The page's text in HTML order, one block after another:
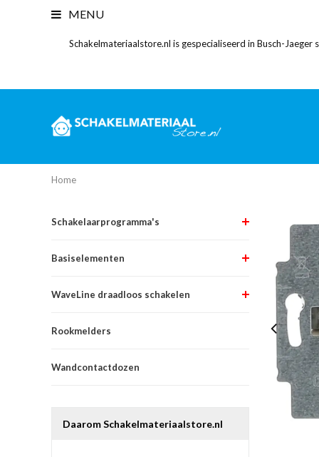
MENU
Schakelmateriaalstore.nl is gespecialiseerd in Busch-
Home
Schakelaarprogramma's
Basiselementen
WaveLine draadloos schakelen
Rookmelders
Wandcontactdozen
Daarom Schakelmateriaalstore.nl